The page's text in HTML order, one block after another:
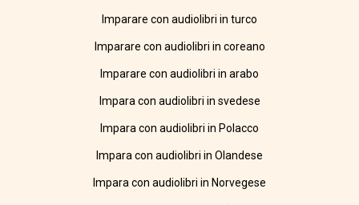
Imparare con audiolibri in turco
Imparare con audiolibri in coreano
Imparare con audiolibri in arabo
Impara con audiolibri in svedese
Impara con audiolibri in Polacco
Impara con audiolibri in Olandese
Impara con audiolibri in Norvegese